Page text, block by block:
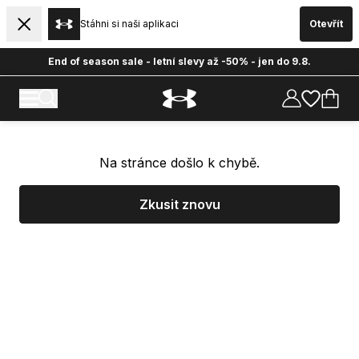
Stáhni si naši aplikaci Otevřít
End of season sale - letní slevy až -50% - jen do 9.8.
Na stránce došlo k chybě.
Zkusit znovu